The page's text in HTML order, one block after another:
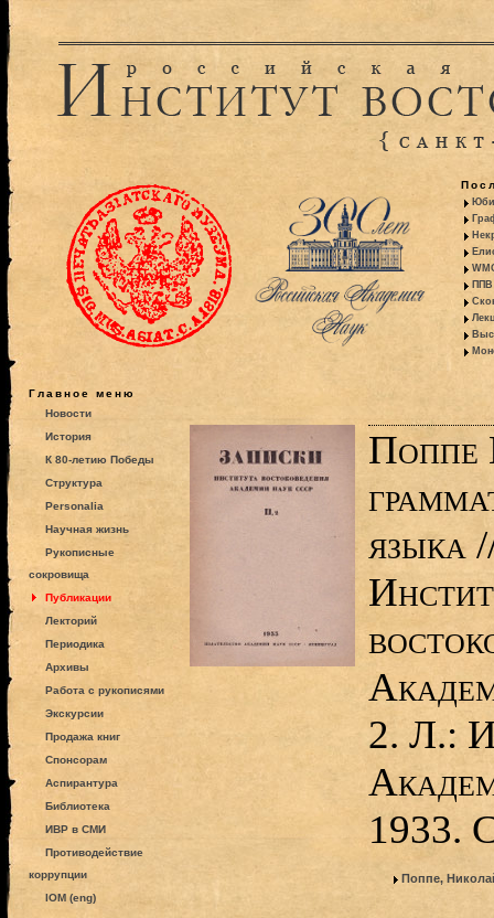
ППВ
Главное меню
Новости
История
К 80-летию Победы
Структура
Personalia
Научная жизнь
Рукописные
сокровища
Публикации
Лекторий
Периодика
Архивы
Работа с рукописями
Экскурсии
Продажа книг
Спонсорам
Аспирантура
Библиотека
ИВР в СМИ
Противодействие
коррупции
IOM (eng)
Поппе
языка
2. Л.:
1933.
Поппе,